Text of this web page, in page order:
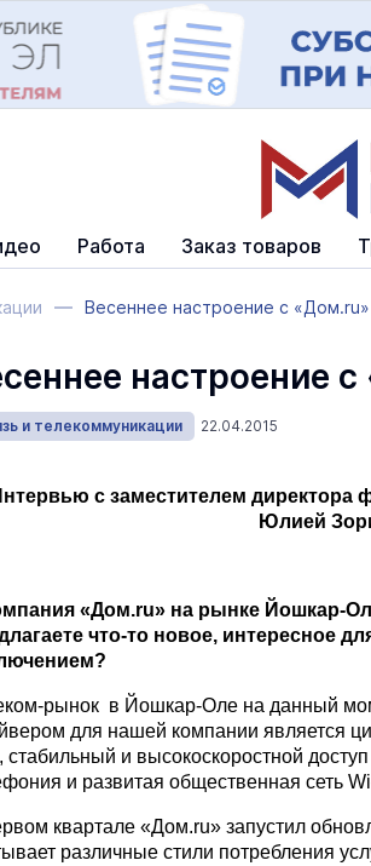
Работа Заказ товаров
Весеннее настроение с «Дом.ru»
настроение
и телекоммуникации 22.04.2015
с заместителем директора
Юлией
«Дом.ru» на рынке Йошкар-
что-то новое, интересное
рынок в Йошкар-Оле на данный
для нашей компании является
стабильный и высокоскоростной
и развитая общественная сеть
квартале «Дом.ru» запустил
различные стили потребления